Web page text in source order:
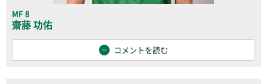
MF 8
齋藤 功佑
コメントを読む